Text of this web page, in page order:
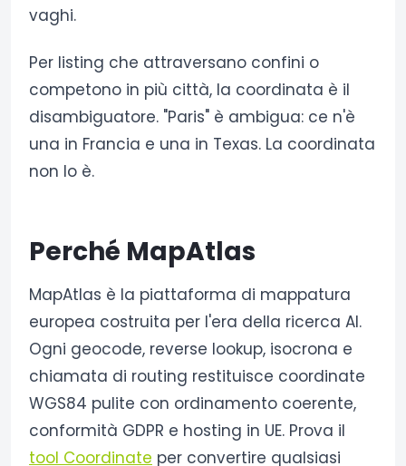
vaghi.
Per listing che attraversano confini o
competono in più città, la coordinata è il
disambiguatore. "Paris" è ambigua: ce n'è
una in Francia e una in Texas. La coordinata
non lo è.
Perché MapAtlas
MapAtlas è la piattaforma di mappatura
europea costruita per l'era della ricerca AI.
Ogni geocode, reverse lookup, isocrona e
chiamata di routing restituisce coordinate
WGS84 pulite con ordinamento coerente,
conformità GDPR e hosting in UE. Prova il
tool Coordinate per convertire qualsiasi